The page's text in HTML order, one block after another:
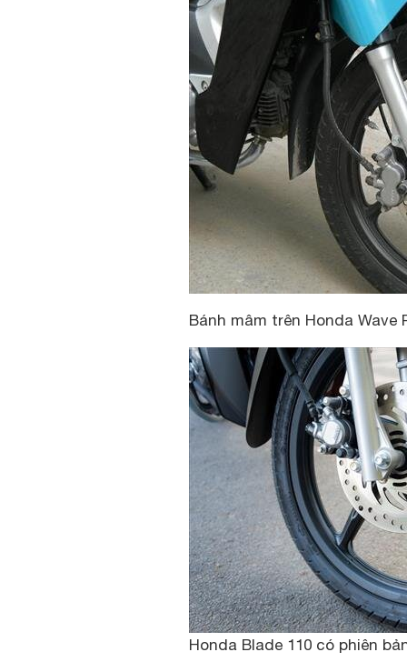
Bánh mâm trên Honda Wave
Honda Blade 110 có phiên